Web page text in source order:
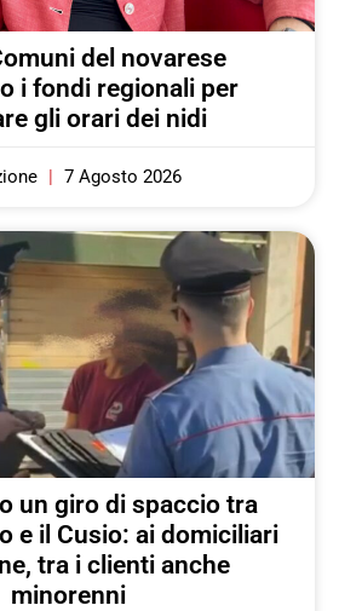
del novarese
i fondi regionali per
gli orari dei nidi
7 Agosto 2026
un giro di spaccio tra
e il Cusio: ai domiciliari
tra i clienti anche
minorenni